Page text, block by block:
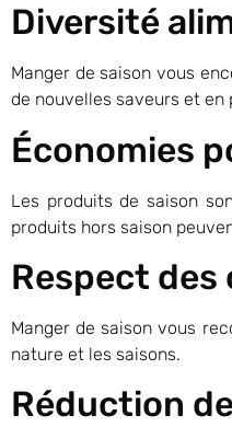
Diversité
Manger de saison vous
de nouvelles saveurs et
Économies
Les produits de saison
produits hors saison
Respect
Manger de saison vous
nature et les saisons.
Réduction